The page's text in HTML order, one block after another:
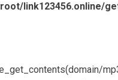
link123456.online/